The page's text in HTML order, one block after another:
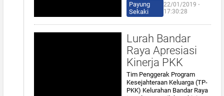
Payung
Sekaki
22/01/2019 ⋅
17:30:28
Lurah Bandar
Raya Apresiasi
Kinerja PKK
Tim Penggerak Program
Kesejahteraan Keluarga (TP-
PKK) Kelurahan Bandar Raya